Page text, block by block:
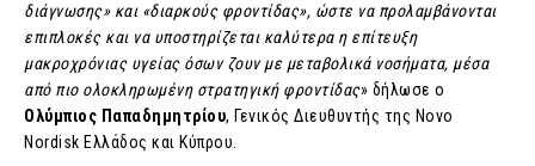
διάγνωσης» και «διαρκούς φροντίδας», ώστε να προλαμβάνονται
επιπλοκές και να υποστηρίζεται καλύτερα η επίτευξη
μακροχρόνιας υγείας όσων ζουν με μεταβολικά νοσήματα, μέσα
από πιο ολοκληρωμένη στρατηγική φροντίδας» δήλωσε ο
Ολύμπιος Παπαδημητρίου, Γενικός Διευθυντής της Novo
Nordisk Ελλάδος και Κύπρου.